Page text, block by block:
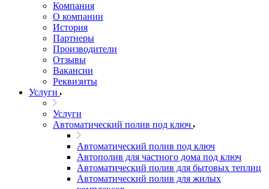
Компания
О компании
История
Партнеры
Производители
Отзывы
Вакансии
Реквизиты
Услуги
Услуги
Автоматический полив под ключ
Автоматический полив под ключ
Автополив для частного дома под ключ
Автоматический полив для бытовых теплиц
Автоматический полив для жилых